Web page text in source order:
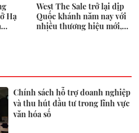
Hạ
West The Sale trở lại dịp
Quốc khánh năm nay với
nhiều thương hiệu mới,
Chính sách hỗ trợ doanh nghiệp
và thu hút đầu tư trong lĩnh vực
văn hóa số